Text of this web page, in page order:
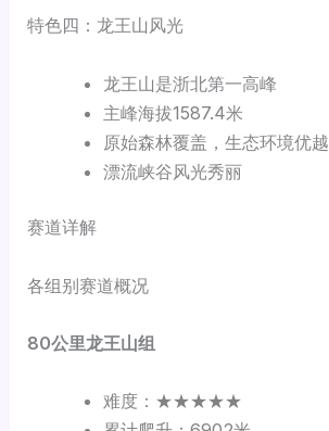
特色四：龙王山风光
龙王山是浙北第一高峰
主峰海拔1587.4米
原始森林覆盖，生态环境优越
漂流峡谷风光秀丽
赛道详解
各组别赛道概况
80公里龙王山组
难度：★★★★★